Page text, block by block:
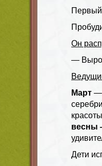
Первый
Он
—
Март —
весны
Дети